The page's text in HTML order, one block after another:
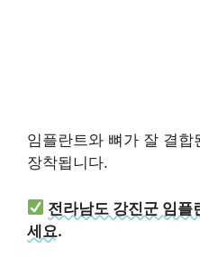
임플란트와 뼈가 잘 결
장착됩니다.
전라남도 강진군 임플
세요.